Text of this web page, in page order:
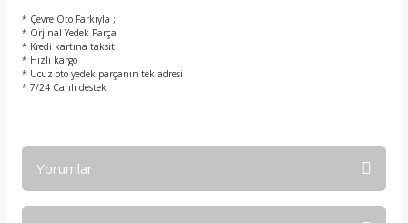
* Çevre Oto Farkıyla ;
* Orjinal Yedek Parça
* Kredi kartına taksit
* Hızlı kargo
* Ucuz oto yedek parçanın tek adresi
* 7/24 Canlı destek
Yorumlar